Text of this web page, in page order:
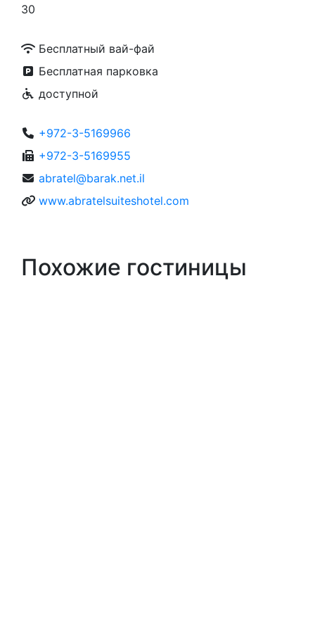
30
Бесплатный вай-фай
Бесплатная парковка
доступной
+972-3-5169966
+972-3-5169955
abratel@barak.net.il
www.abratelsuiteshotel.com
Похожие гостиницы